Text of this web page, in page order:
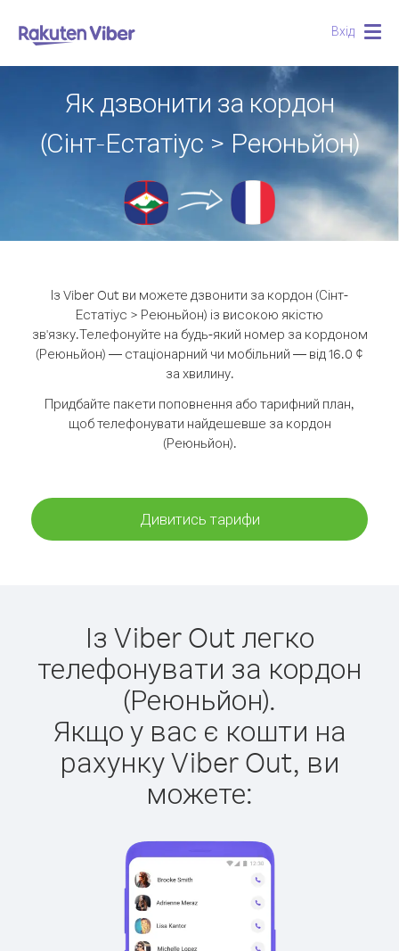
Вхід
Як дзвонити за кордон
(Сінт-Естатіус > Реюньйон)
Із Viber Out ви можете дзвонити за кордон (Сінт-
Естатіус > Реюньйон) із високою якістю
зв'язку.Телефонуйте на будь-який номер за кордоном
(Реюньйон) — стаціонарний чи мобільний — від 16.0 ¢
за хвилину.
Придбайте пакети поповнення або тарифний план,
щоб телефонувати найдешевше за кордон
(Реюньйон).
Дивитись тарифи
Із Viber Out легко
телефонувати за кордон
(Реюньйон).
Якщо у вас є кошти на
рахунку Viber Out, ви
можете: